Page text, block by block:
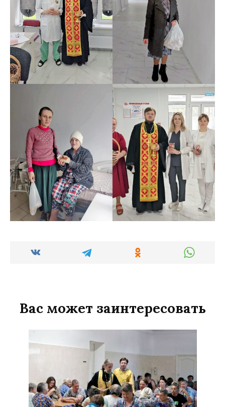
Вас может заинтересовать